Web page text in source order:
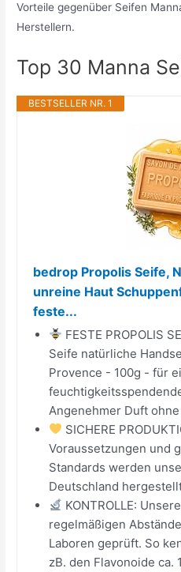
Vorteile gegenüber Seifen
Herstellern.
Top 30 Manna
BESTSELLER NR. 1
bedrop Propolis Seife,
unreine Haut
feste...
FESTE PROPOLIS
Seife natürliche
Provence - 100g - für
Angenehmer Duft
SICHERE
Voraussetzungen und
Standards werden
Deutschland
KONTROLLE:
regelmäßigen
Laboren geprüft. So
zB. den Flavonoide ca.